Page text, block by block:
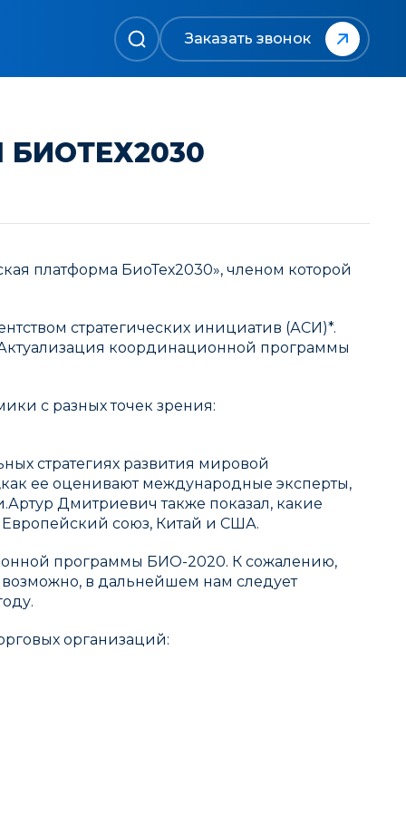
Заказать звонок
платформа БиоТех2030», членом которой
стратегических инициатив (АСИ)*.
координационной программы
с разных точек зрения:
стратегиях развития мировой
ее оценивают международные эксперты,
Дмитриевич также показал, какие
союз, Китай и США.
программы БИО-2020. К сожалению,
в дальнейшем нам следует
организаций: